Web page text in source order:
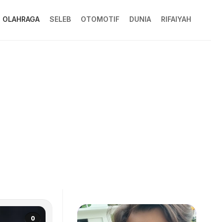
OLAHRAGA SELEB OTOMOTIF DUNIA RIFAIYAH
0